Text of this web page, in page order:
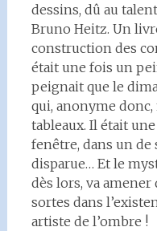
dessins, dû au
Bruno Heitz. Un
construction des
était une fois un
peignait que le
qui, anonyme
tableaux. Il était
fenêtre, dans un de
disparue… Et le
dès lors, va
sortes dans
artiste de l’ombre !